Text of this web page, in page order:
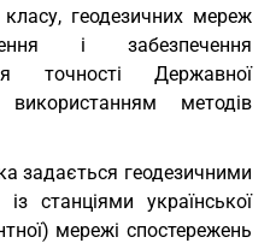
геодезичних мереж
і забезпечення
точності Державної
методів
задається геодезичними
станціями української
мережі спостережень